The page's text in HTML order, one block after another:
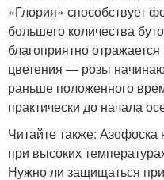
«Глория» способствует
большего количества
благоприятно
цветения — розы
раньше положенного
практически до начала
Читайте также: Азофоска
при высоких
Нужно ли защищаться